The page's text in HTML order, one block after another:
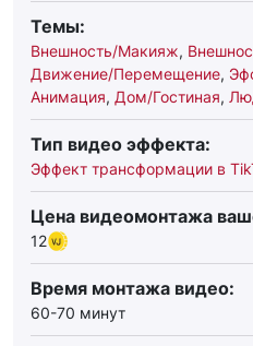
Темы:
Внешность/Макияж,
Движение/Перемещение,
Анимация, Дом/Гостиная,
Тип видео эффекта:
Эффект трансформации в
Цена видеомонтажа
12
Время монтажа видео:
60-70 минут